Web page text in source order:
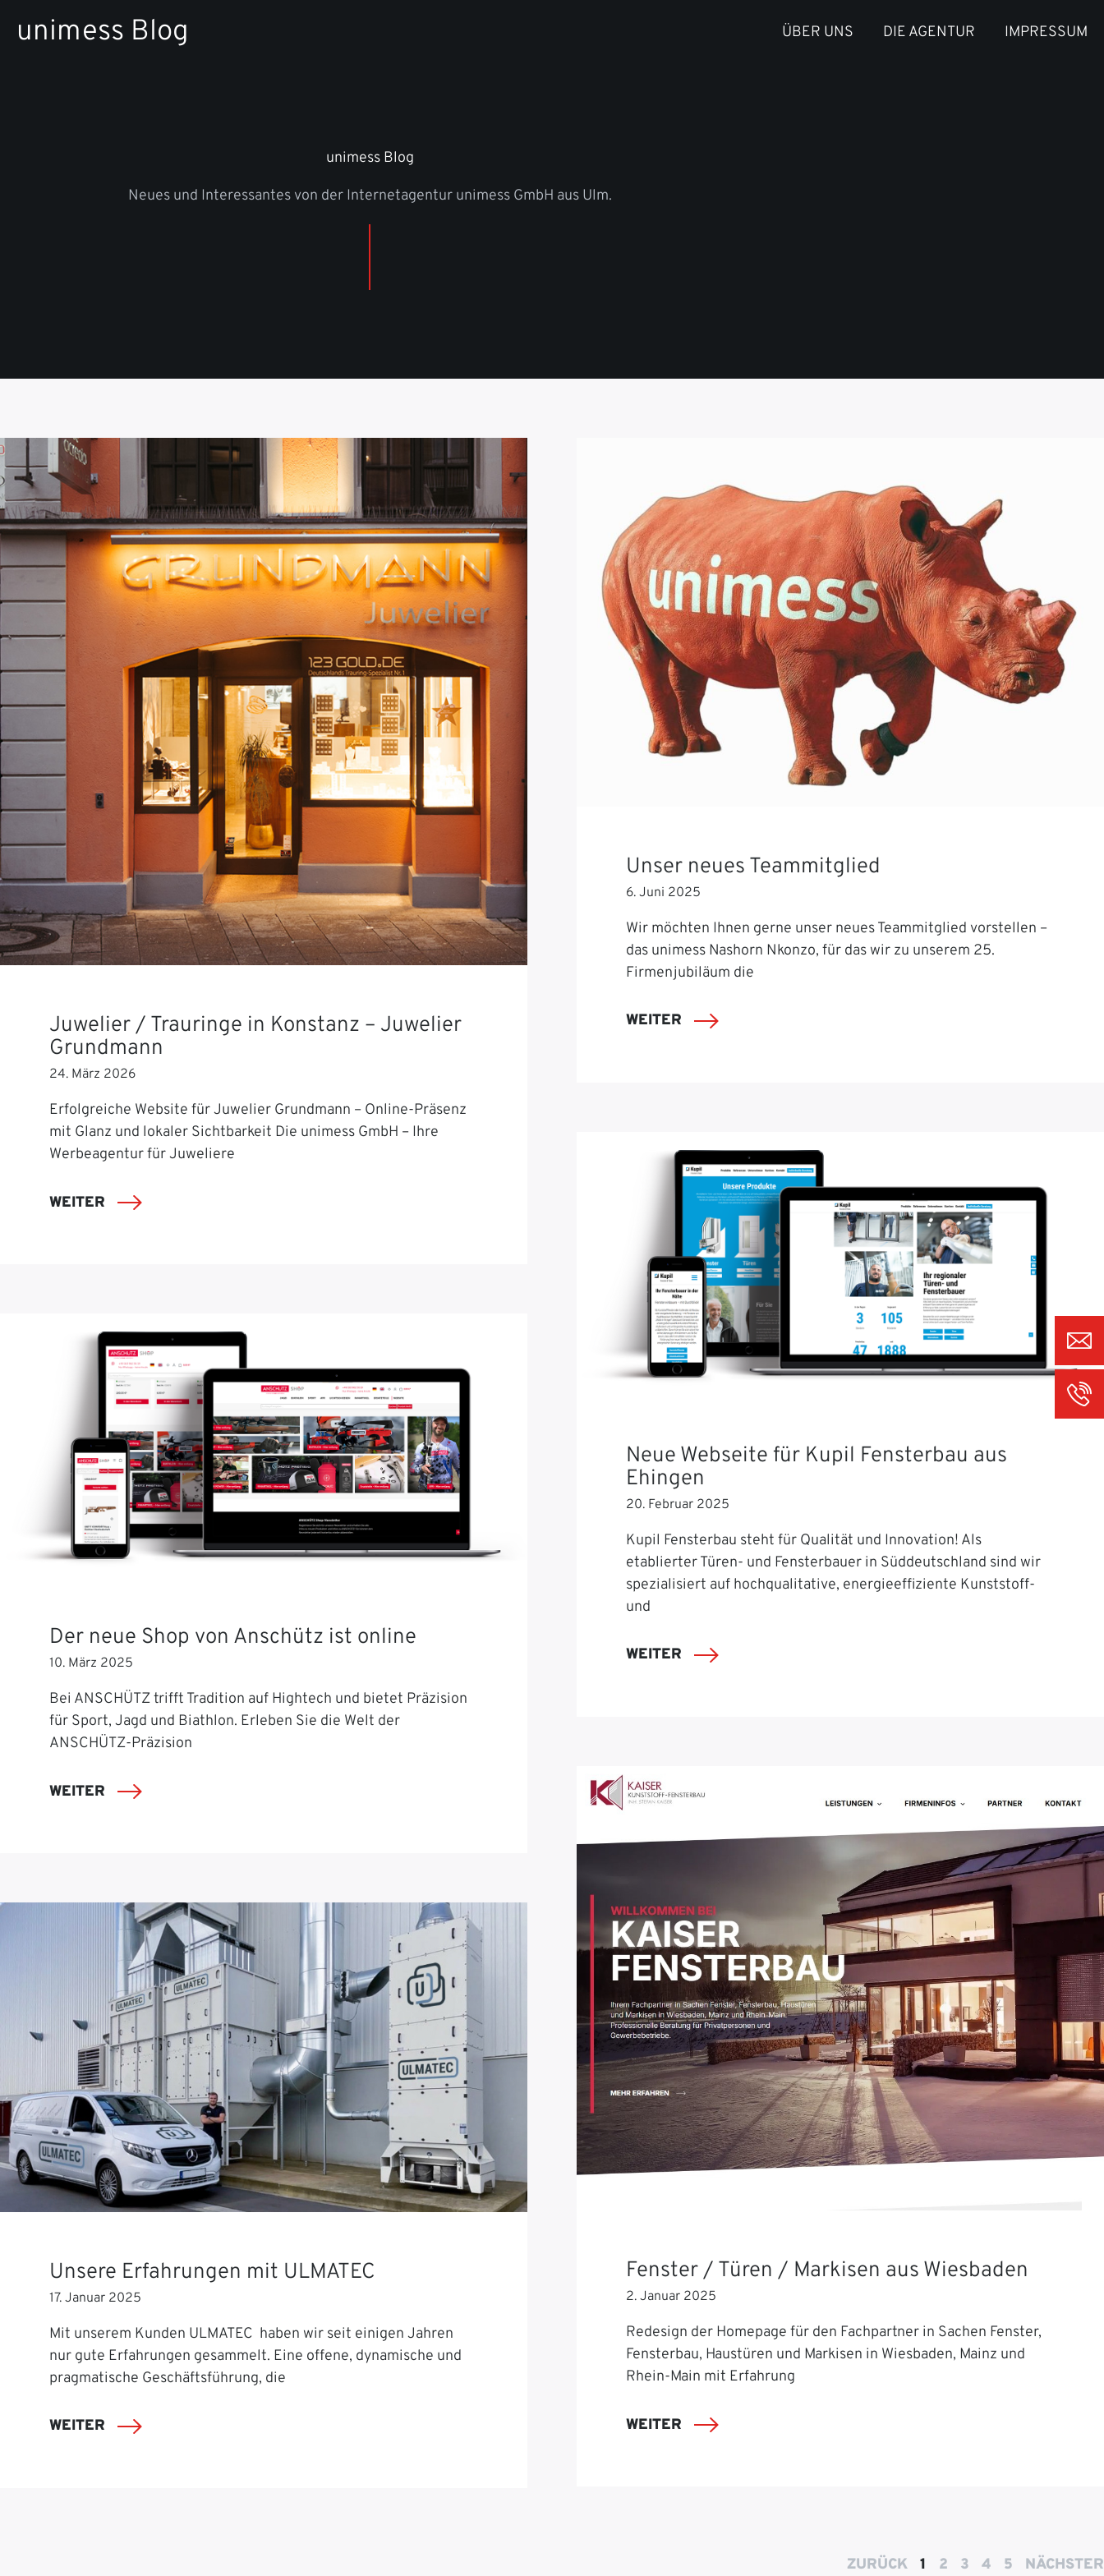
Inhaltunimess Blog ÜBER UNS DIE AGENTUR IMPRESSUM
unimess Blog
Neues und Interessantes von der Internetagentur unimess GmbH aus Ulm.
Juwelier / Trauringe in Konstanz – Juwelier
Grundmann
24. März 2026
Erfolgreiche Website für Juwelier Grundmann – Online-Präsenz
mit Glanz und lokaler Sichtbarkeit Die unimess GmbH – Ihre
Werbeagentur für Juweliere
WEITER
Unser neues Teammitglied
6. Juni 2025
Wir möchten Ihnen gerne unser neues Teammitglied vorstellen –
das unimess Nashorn Nkonzo, für das wir zu unserem 25.
Firmenjubiläum die
WEITER
Der neue Shop von Anschütz ist online
10. März 2025
Bei ANSCHÜTZ trifft Tradition auf Hightech und bietet Präzision
für Sport, Jagd und Biathlon. Erleben Sie die Welt der
ANSCHÜTZ-Präzision
WEITER
Neue Webseite für Kupil Fensterbau aus
Ehingen
20. Februar 2025
Kupil Fensterbau steht für Qualität und Innovation! Als
etablierter Türen- und Fensterbauer in Süddeutschland sind wir
spezialisiert auf hochqualitative, energieeffiziente Kunststoff-
und
WEITER
Unsere Erfahrungen mit ULMATEC
17. Januar 2025
Mit unserem Kunden ULMATEC haben wir seit einigen Jahren
nur gute Erfahrungen gesammelt. Eine offene, dynamische und
pragmatische Geschäftsführung, die
WEITER
Fenster / Türen / Markisen aus Wiesbaden
2. Januar 2025
Redesign der Homepage für den Fachpartner in Sachen Fenster,
Fensterbau, Haustüren und Markisen in Wiesbaden, Mainz und
Rhein-Main mit Erfahrung
WEITER
ZURÜCK 1 2 3 4 5 NÄCHSTER